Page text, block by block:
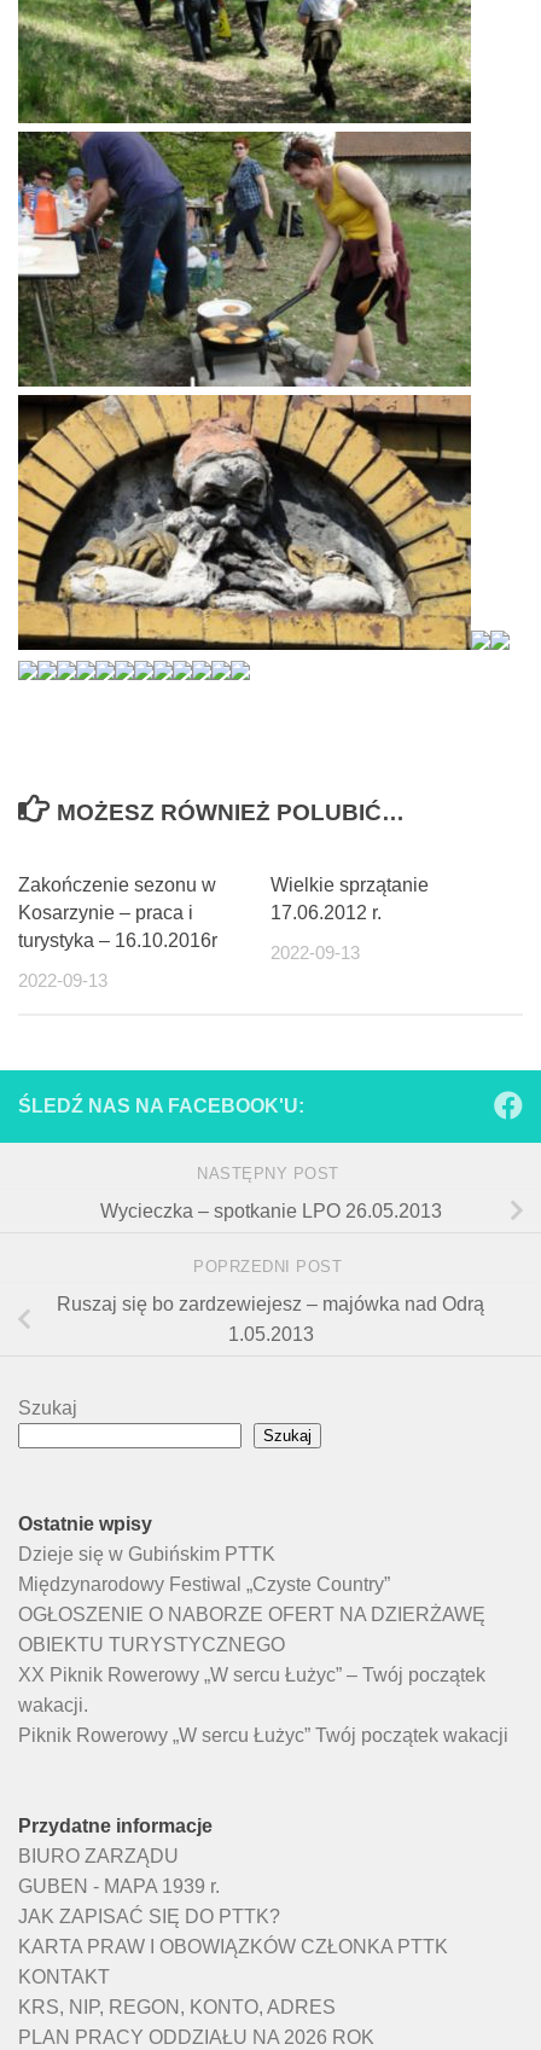
MOŻESZ RÓWNIEŻ POLUBIĆ…
Zakończenie sezonu w
Kosarzynie – praca i
turystyka – 16.10.2016r
2022-09-13
Wielkie sprzątanie
17.06.2012 r.
2022-09-13
ŚLEDŹ NAS NA FACEBOOK'U:
NASTĘPNY POST
Wycieczka – spotkanie LPO 26.05.2013
POPRZEDNI POST
Ruszaj się bo zardzewiejesz – majówka nad Odrą
1.05.2013
Szukaj
Szukaj
Ostatnie wpisy
Dzieje się w Gubińskim PTTK
Międzynarodowy Festiwal „Czyste Country”
OGŁOSZENIE O NABORZE OFERT NA DZIERŻAWĘ
OBIEKTU TURYSTYCZNEGO
XX Piknik Rowerowy „W sercu Łużyc” – Twój początek
wakacji.
Piknik Rowerowy „W sercu Łużyc” Twój początek wakacji
Przydatne informacje
BIURO ZARZĄDU
GUBEN - MAPA 1939 r.
JAK ZAPISAĆ SIĘ DO PTTK?
KARTA PRAW I OBOWIĄZKÓW CZŁONKA PTTK
KONTAKT
KRS, NIP, REGON, KONTO, ADRES
PLAN PRACY ODDZIAŁU NA 2026 ROK